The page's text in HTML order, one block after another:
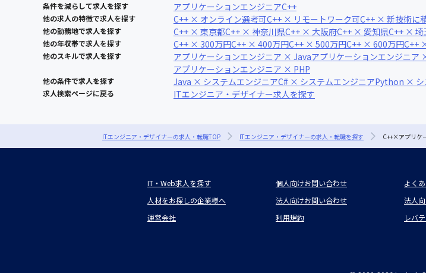
条件を減らして求人を探す アプリケーションエンジニアC++
他の求人の特徴で求人を探す C++ × オンライン選考可C++ × リモートワーク可C++ × 新技術に
他の勤務地で求人を探す C++ × 東京都C++ × 神奈川県C++ × 大阪府C++ × 愛知県C++ × 埼
他の年収帯で求人を探す C++ × 300万円C++ × 400万円C++ × 500万円C++ × 600万円C++
他のスキルで求人を探す アプリケーションエンジニア × Javaアプリケーションエンジニ
アプリケーションエンジニア × PHP
他の条件で求人を探す Java × システムエンジニアC# × システムエンジニアPython × シ
求人検索ページに戻る ITエンジニア・デザイナー求人を探す
ITエンジニア・デザイナーの求人・転職TOP ITエンジニア・デザイナーの求人・転職を探す C++×アプリケ
IT・Web求人を探す 個人向けお問い合わせ よく
人材をお探しの企業様へ
法人向けお問い合わせ 法人
運営会社
利用規約 レバ